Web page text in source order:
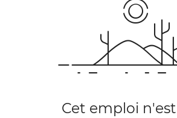
Cet emploi